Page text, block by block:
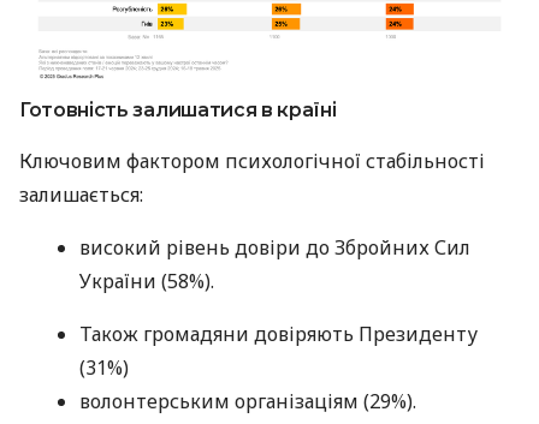
Готовність залишатися в країні
Ключовим фактором психологічної стабільності
залишається:
високий рівень довіри до Збройних Сил
України (58%).
Також громадяни довіряють Президенту
(31%)
волонтерським організаціям (29%).